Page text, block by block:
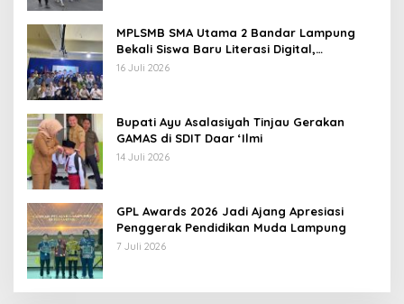
MPLSMB SMA Utama 2 Bandar Lampung
Bekali Siswa Baru Literasi Digital,
Jurnalistik, dan Etika Bermedia Sosial
16 Juli 2026
Bupati Ayu Asalasiyah Tinjau Gerakan
GAMAS di SDIT Daar ‘Ilmi
14 Juli 2026
GPL Awards 2026 Jadi Ajang Apresiasi
Penggerak Pendidikan Muda Lampung
7 Juli 2026